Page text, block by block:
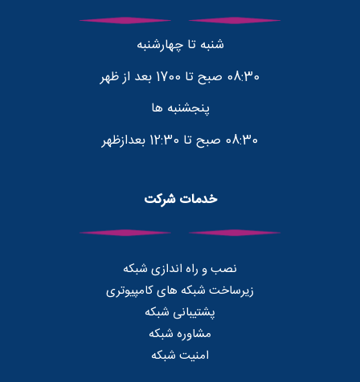
شنبه تا چهارشنبه
08:30 صبح تا 1700 بعد از ظهر
پنجشنبه ها
08:30 صبح تا 12:30 بعدازظهر
خدمات شرکت
نصب و راه اندازی شبکه
زیرساخت شبکه های کامپیوتری
پشتیبانی شبکه
مشاوره شبکه
امنیت شبکه